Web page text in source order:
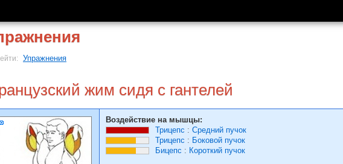
Упражнения
жим сидя с гантелей
Воздействие на мышцы:
Трицепс : Средний пучок
Трицепс : Боковой пучок
Бицепс : Короткий пучок